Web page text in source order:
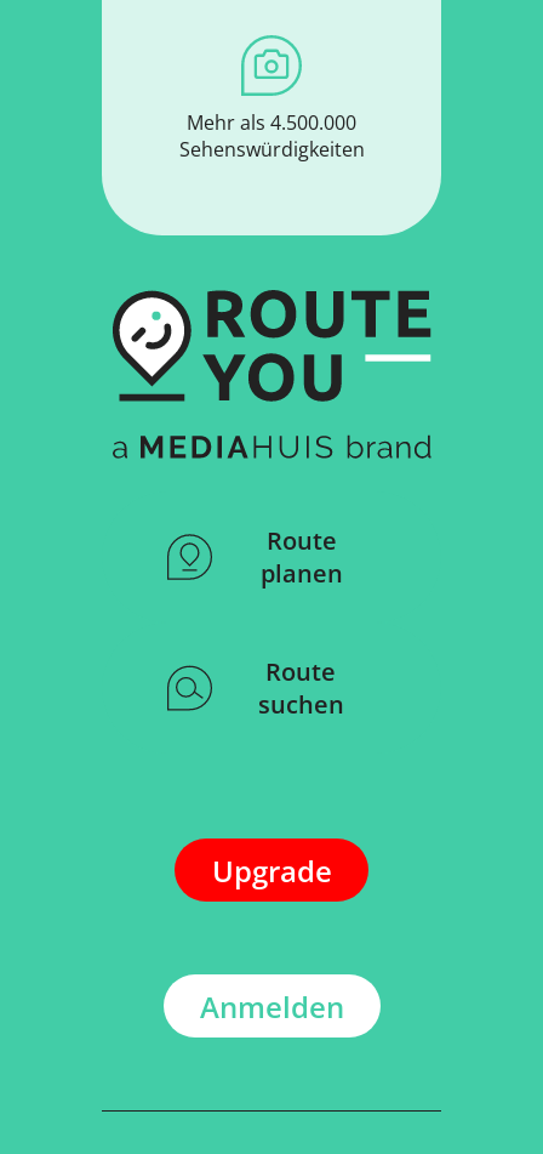
Mehr als 4.500.000
Sehenswürdigkeiten
Route
planen
Route
suchen
Upgrade
Anmelden